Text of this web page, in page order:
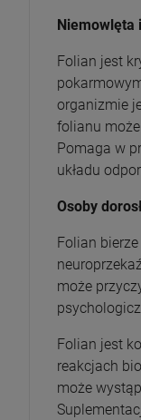
Niemowlęta
Folian jest
organizmie
folianu
Pomaga w
układu
Osoby
Folian
może
Folian jest
reakcjach
może